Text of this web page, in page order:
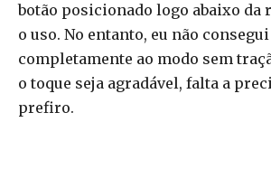
botão posicionado logo abaixo da
o uso. No entanto, eu não
completamente ao modo sem
o toque seja agradável, falta a
prefiro.